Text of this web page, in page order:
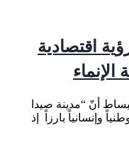
اقتصادية
أنّ “مدينة صيدا
وإنسانياً بارزاً إذ